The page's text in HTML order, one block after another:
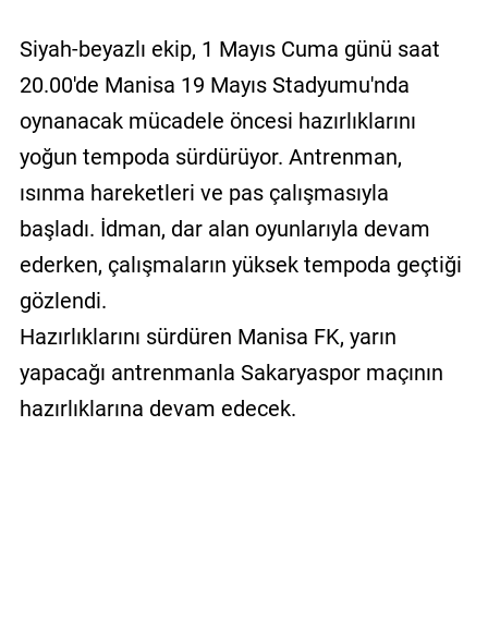
Gizlilik
Politikası
Siyah-beyazlı ekip, 1 Mayıs Cuma günü saat
20.00'de Manisa 19 Mayıs Stadyumu'nda
oynanacak mücadele öncesi hazırlıklarını
yoğun tempoda sürdürüyor. Antrenman,
ısınma hareketleri ve pas çalışmasıyla
başladı. İdman, dar alan oyunlarıyla devam
ederken, çalışmaların yüksek tempoda geçtiği
gözlendi.
Hazırlıklarını sürdüren Manisa FK, yarın
yapacağı antrenmanla Sakaryaspor maçının
hazırlıklarına devam edecek.